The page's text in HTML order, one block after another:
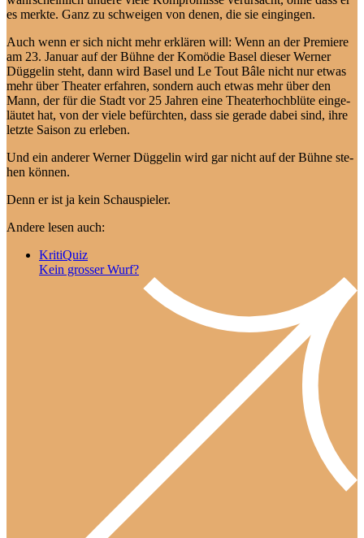
es merk­te. Ganz zu schwei­gen von de­nen, die sie eingingen.
Auch wenn er sich nicht mehr er­klä­ren will: Wenn an der Pre­mie­re
am 23. Ja­nu­ar auf der Büh­ne der Ko­mö­die Ba­sel die­ser Wer­ner
Düg­ge­lin steht, dann wird Ba­sel und Le Tout Bâ­le nicht nur et­was
mehr über Thea­ter er­fah­ren, son­dern auch et­was mehr über den
Mann, der für die Stadt vor 25 Jah­ren ei­ne Thea­ter­hoch­blü­te ein­ge­
läu­tet hat, von der vie­le be­fürch­ten, dass sie ge­ra­de da­bei sind, ih­re
letz­te Sai­son zu erleben.
Und ein an­de­rer Wer­ner Düg­ge­lin wird gar nicht auf der Büh­ne ste­
hen können.
Denn er ist ja kein Schauspieler.
Andere lesen auch:
KritiQuiz
Kein grosser Wurf?